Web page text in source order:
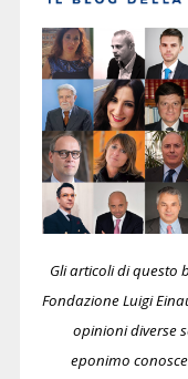
Gli articoli di questo
Fondazione Luigi
opinioni diverse
eponimo